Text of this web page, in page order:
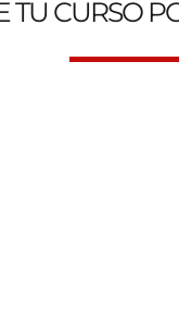
TU CURSO